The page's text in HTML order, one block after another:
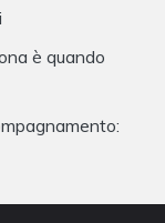
è quando